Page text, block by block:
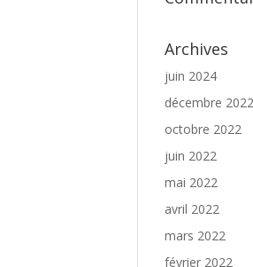
Archives
juin 2024
décembre 2022
octobre 2022
juin 2022
mai 2022
avril 2022
mars 2022
février 2022